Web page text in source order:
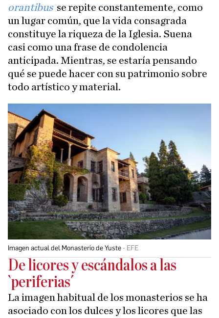
orantibus se repite constantemente, como
un lugar común, que la vida consagrada
constituye la riqueza de la Iglesia. Suena
casi como una frase de condolencia
anticipada. Mientras, se estaría pensando
qué se puede hacer con su patrimonio sobre
todo artístico y material.
Imagen actual del Monasterio de Yuste EFE
De licores y escándalos a las
`periferias´
La imagen habitual de los monasterios se ha
asociado con los dulces y los licores que las